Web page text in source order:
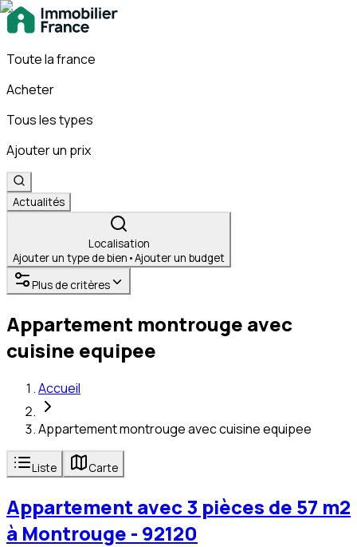
Toute la france
Acheter
Tous les types
Ajouter un prix
Actualités
Localisation
Ajouter un type de bien •Ajouter un budget
Plus de critères
Appartement montrouge avec
cuisine equipee
Accueil
Appartement montrouge avec cuisine equipee
Liste Carte
Appartement avec 3 pièces de 57 m2
à Montrouge - 92120